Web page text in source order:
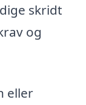
skridt
og
eller